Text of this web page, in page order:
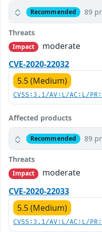
Recommended 89
Threats
Impact
moderate
CVE-2020-22032
5.5 (Medium)
CVSS:3.1/AV:L/AC:L/
Affected products
Recommended 89
Threats
Impact
moderate
CVE-2020-22033
5.5 (Medium)
CVSS:3.1/AV:L/AC:L/